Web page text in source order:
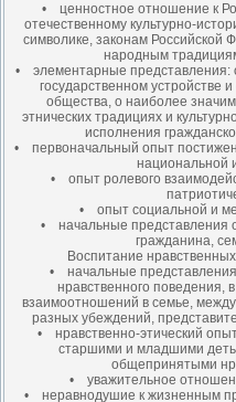
• ценностное отношение к
отечественному культурно-
символике, законам Российской
народным
• элементарные представления:
государственном устройстве
общества, о наиболее
этнических традициях и
исполнения
• первоначальный опыт
национальной
• опыт ролевого
• опыт социальной и
• начальные представления
гражданина,
Воспитание
• начальные
нравственного поведения,
взаимоотношений в семье,
разных убеждений,
• нравственно-этический
старшими и младшими
общепринятыми
• уважительное
• неравнодушие к жизненным